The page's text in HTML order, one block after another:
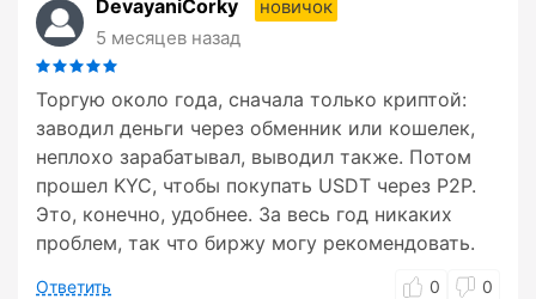
DevayaniCorky
новичок
5 месяцев назад
Торгую около года, сначала только криптой:
заводил деньги через обменник или кошелек,
неплохо зарабатывал, выводил также. Потом
прошел KYC, чтобы покупать USDT через P2P.
Это, конечно, удобнее. За весь год никаких
проблем, так что биржу могу рекомендовать.
Ответить 0 0